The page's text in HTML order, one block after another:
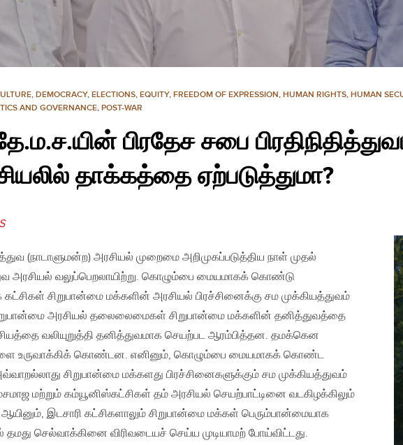
, DEMOCRACY, ELECTIONS, EQUITY, FREEDOM OF EXPRESSION, HUMAN RIGHTS, HUMAN
AND GOVERNANCE, POST-WAR
பிரதேச சபை
தாக்கத்தை ஏற்படுத்துமா?
(நாடாளுமன்ற) அரசியல் முறைமை அறிமுகப்படுத்திய நாள் முதல்
அரசியல் வலுப்பெறலாயிற்று. கொழும்பை மையமாகக் கொண்டு
கட்சிகள் சிறுபான்மை மக்களின் அரசியல் பிரச்சினைக்கு சம முக்கியத்துவம்
அரசியல் தலைலைமைகள் சிறுபான்மை மக்களின் தனித்துவத்தை
வலியுறுத்தி தனித்துவமாக செயற்பட ஆரம்பித்தன. தமக்கென
உருவாக்கிக் கொண்டன. எனினும், கொழும்பை மையமாகக் கொண்ட
சிறுபான்மை மக்களது பிரச்சினைகளுக்கும் சம முக்கியத்துவம்
மற்றும் கம்யூனிஸ்கட்சிகள் தம் அரசியல் செயற்பாட்டினை வடகிழக்கிலும்
இடசாரி கட்சிகளாலும் சிறுபான்மை மக்கள் பெரும்பான்மையாக
தமது செல்வாக்கினை விரிவடையச் செய்ய முடியாமற் போய்விட்டது.